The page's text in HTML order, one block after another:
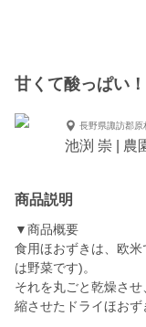
甘くて酸っぱい
長野県諏訪郡原
池渕 崇 |
商品説明
▼商品概要
食用ほおずきは、欧
は野菜です)。
それを丸ごと乾燥さ
縮させたドライほおず